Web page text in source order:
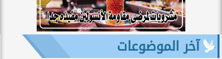
آخر الموضوعات